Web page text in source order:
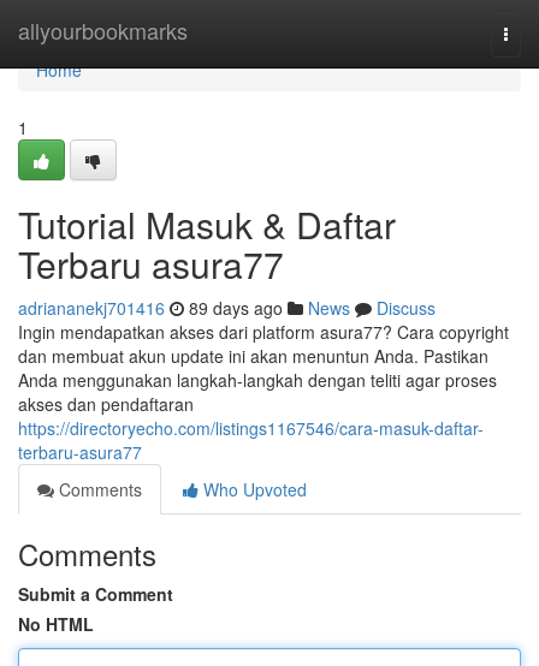
allyourbookmarks
Home
Home
1
Tutorial Masuk & Daftar
Terbaru asura77
adriananekj701416 89 days ago News
Discuss
Ingin mendapatkan akses dari platform asura77? Cara copyright
dan membuat akun update ini akan menuntun Anda. Pastikan
Anda menggunakan langkah-langkah dengan teliti agar proses
akses dan pendaftaran
https://directoryecho.com/listings1167546/cara-masuk-daftar-
terbaru-asura77
Comments
Who Upvoted
Comments
Submit a Comment
No HTML